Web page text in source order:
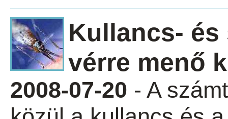
Kullancs-
vérre menő
2008-07-20 - A